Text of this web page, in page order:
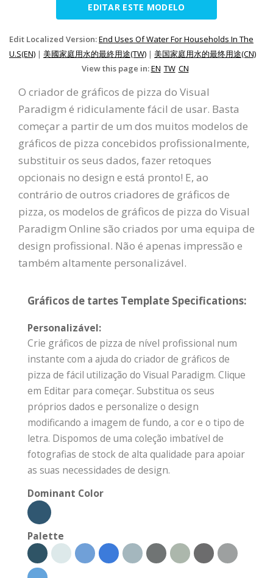
EDITAR ESTE MODELO
Edit Localized Version:End Uses Of Water For Households In The
U.S(EN) | 美國家庭用水的最終用途(TW) | 美国家庭用水的最终用途(CN)
View this page in:EN TW CN
O criador de gráficos de pizza do Visual
Paradigm é ridiculamente fácil de usar. Basta
começar a partir de um dos muitos modelos de
gráficos de pizza concebidos profissionalmente,
substituir os seus dados, fazer retoques
opcionais no design e está pronto! E, ao
contrário de outros criadores de gráficos de
pizza, os modelos de gráficos de pizza do Visual
Paradigm Online são criados por uma equipa de
design profissional. Não é apenas impressão e
também altamente personalizável.
Gráficos de tartes Template Specifications:
Personalizável:
Crie gráficos de pizza de nível profissional num
instante com a ajuda do criador de gráficos de
pizza de fácil utilização do Visual Paradigm. Clique
em Editar para começar. Substitua os seus
próprios dados e personalize o design
modificando a imagem de fundo, a cor e o tipo de
letra. Dispomos de uma coleção imbatível de
fotografias de stock de alta qualidade para apoiar
as suas necessidades de design.
Dominant Color
Palette